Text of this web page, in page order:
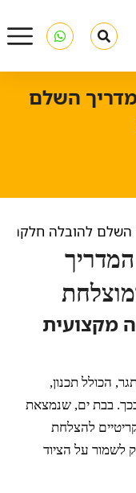
השלם
השלם להובלה חלקה
מקצועית
הכולל תכנון,
בכך. בבת ים, שנמצאת
קריטיים להצלחת
לשמור על הציוד